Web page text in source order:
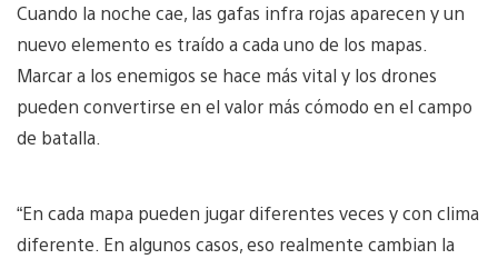
Cuando la noche cae, las gafas infra rojas aparecen y un
nuevo elemento es traído a cada uno de los mapas.
Marcar a los enemigos se hace más vital y los drones
pueden convertirse en el valor más cómodo en el campo
de batalla.
“En cada mapa pueden jugar diferentes veces y con clima
diferente. En algunos casos, eso realmente cambian la